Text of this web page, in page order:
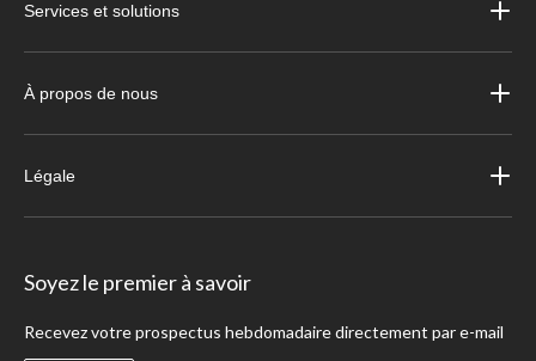
Services et solutions
À propos de nous
Légale
Soyez le premier à savoir
Recevez votre prospectus hebdomadaire directement par e-mail